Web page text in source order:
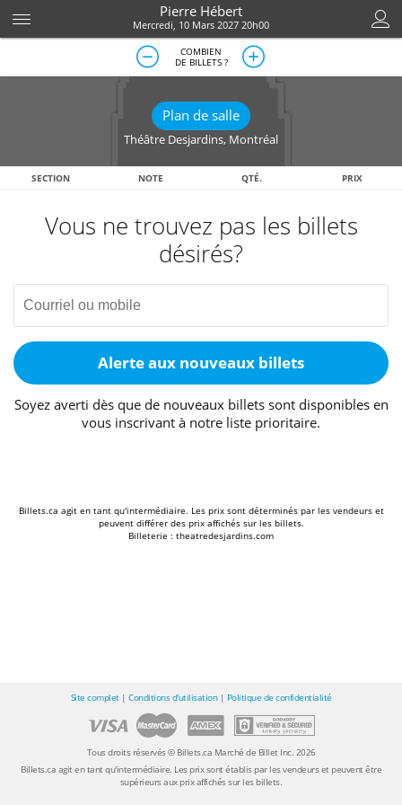
Pierre Hébert
Mercredi, 10 Mars 2027 20h00
COMBIEN
DE BILLETS ?
Plan de salle
Théâtre Desjardins, Montréal
SECTION NOTE QTÉ. PRIX
Vous ne trouvez pas les billets
désirés?
Alerte aux nouveaux billets
Soyez averti dès que de nouveaux billets sont disponibles en
vous inscrivant à notre liste prioritaire.
Billets.ca agit en tant qu'intermédiaire. Les prix sont déterminés par les vendeurs et
peuvent différer des prix affichés sur les billets.
Billeterie : theatredesjardins.com
Site complet| Conditions d'utilisation| Politique de confidentialité
Tous droits réservés © Billets.ca Marché de Billet Inc. 2026
Billets.ca agit en tant qu'intermédiaire. Les prix sont établis par les vendeurs et peuvent être
supérieurs aux prix affichés sur les billets.